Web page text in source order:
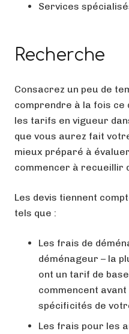
Services
Recherche
Consacrez un peu de
comprendre à la fois ce
les tarifs en vigueur
que vous aurez fait
mieux préparé à
commencer à recueillir
Les devis tiennent
tels que :
Les frais de
déménageur – la
ont un tarif de
commencent
spécificités de
Les frais pour les